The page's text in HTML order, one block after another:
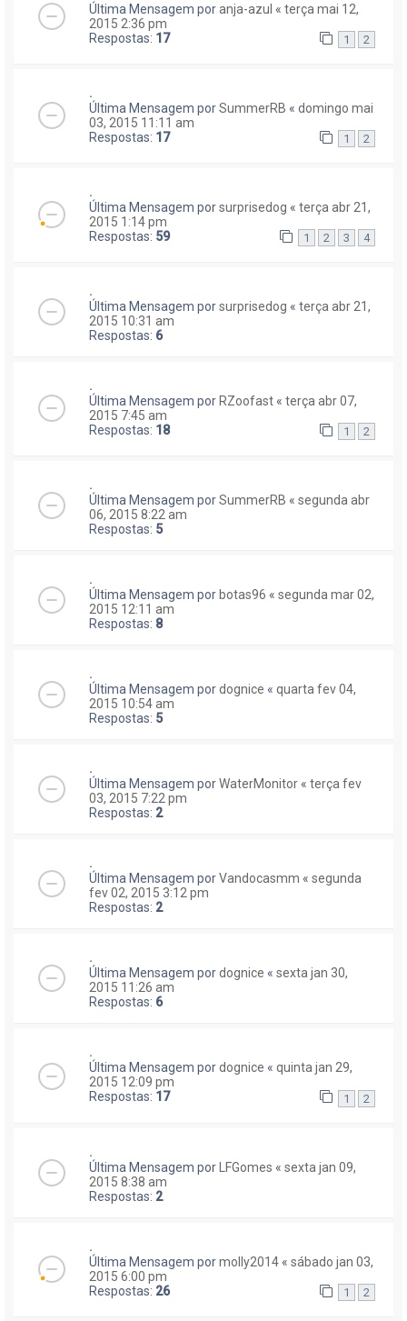
Última Mensagem poranja-azul « terça mai 12,
2015 2:36 pm
Respostas: 17 1 2
.
Última Mensagem porSummerRB « domingo mai
03, 2015 11:11 am
Respostas: 17 1 2
.
Última Mensagem porsurprisedog « terça abr 21,
2015 1:14 pm
Respostas: 59 1 2 3 4
.
Última Mensagem porsurprisedog « terça abr 21,
2015 10:31 am
Respostas: 6
.
Última Mensagem por RZoofast « terça abr 07,
2015 7:45 am
Respostas: 18 1 2
.
Última Mensagem porSummerRB « segunda abr
06, 2015 8:22 am
Respostas: 5
.
Última Mensagem por botas96 « segunda mar 02,
2015 12:11 am
Respostas: 8
.
Última Mensagem pordognice « quarta fev 04,
2015 10:54 am
Respostas: 5
.
Última Mensagem porWaterMonitor « terça fev
03, 2015 7:22 pm
Respostas: 2
.
Última Mensagem porVandocasmm « segunda
fev 02, 2015 3:12 pm
Respostas: 2
.
Última Mensagem pordognice « sexta jan 30,
2015 11:26 am
Respostas: 6
.
Última Mensagem pordognice « quinta jan 29,
2015 12:09 pm
Respostas: 17 1 2
.
Última Mensagem porLFGomes « sexta jan 09,
2015 8:38 am
Respostas: 2
.
Última Mensagem pormolly2014 « sábado jan 03,
2015 6:00 pm
Respostas: 26 1 2